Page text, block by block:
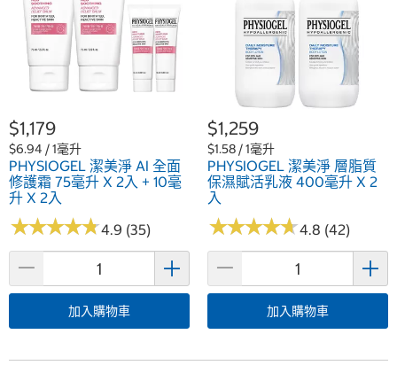
$1,179
$6.94 / 1毫升
PHYSIOGEL 潔美淨 AI 全面
修護霜 75毫升 X 2入 + 10毫
升 X 2入
★★★★★
★★★★★4.9 (35)
加入購物車
$1,259
$1.58 / 1毫升
PHYSIOGEL 潔美淨 層脂質
保濕賦活乳液 400毫升 X 2
入
★★★★★
★★★★★4.8 (42)
加入購物車